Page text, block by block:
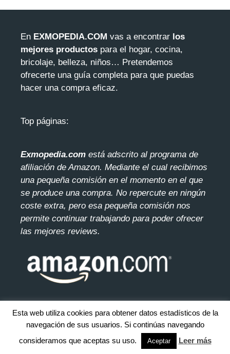
En EXMOPEDIA.COM vas a encontrar los
mejores productos para el hogar, cocina,
bricolaje, belleza, niños… Pretendemos
ofrecerte una guía completa para que puedas
hacer una compra eficaz.
Top páginas:
Exmopedia.com está adscrito al programa de
afiliación de Amazon. Mediante el cual recibimos
una pequeña comisión en el momento en el que
se produce una compra. No repercute en ningún
coste extra, pero esa pequeña comisión nos
permite continuar trabajando para poder ofrecer
las mejores reviews.
© 2026 exmopedia.com. Todos los derecho reservados.Mapa
del sitio
Esta web utiliza cookies para obtener datos estadísticos de la
navegación de sus usuarios. Si continúas navegando
consideramos que aceptas su uso.
Aceptar Leer más